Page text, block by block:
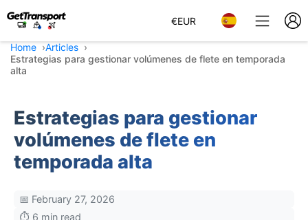
€EUR
Home
Articles
Estrategias para gestionar volúmenes de flete en temporada
alta
Estrategias para gestionar
volúmenes de flete en
temporada alta
📅 February 27, 2026
⏱️ 6 min read